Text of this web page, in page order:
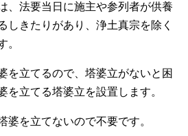
、法要当日に施主や参列者が供養
しきたりがあり、浄土真宗を除く
。
を立てるので、塔婆立がないと困
を立てる塔婆立を設置します。
婆を立てないので不要です。